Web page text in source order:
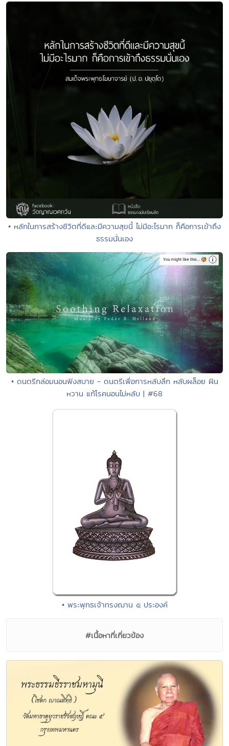
• หลักในการสร้างชีวิตที่ดีและมีความสุขนี้ ไม่มีอะไรมาก ก็คือการเข้าถึง
ธรรมนั่นเอง
• ดนตรีกล่อมนอนฟังสบาย - ดนตรีเพื่อการหลับลึก หลับผล็อย ฝัน
หวาน แก้โรคนอนไม่หลับ | #68
• พระพุทธเจ้าทรงฌาน ๕ ประองค์
#เนื้อหาที่เกี่ยวข้อง